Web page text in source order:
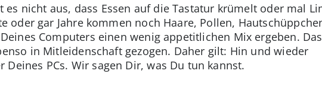
nicht aus, dass Essen auf die Tastatur krümelt oder mal
oder gar Jahre kommen noch Haare, Pollen,
Computers einen wenig appetitlichen Mix ergeben. Das
in Mitleidenschaft gezogen. Daher gilt: Hin und wieder
PCs. Wir sagen Dir, was Du tun kannst.